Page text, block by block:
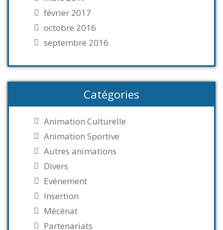
février 2017
octobre 2016
septembre 2016
Catégories
Animation Culturelle
Animation Sportive
Autres animations
Divers
Evénement
Insertion
Mécénat
Partenariats